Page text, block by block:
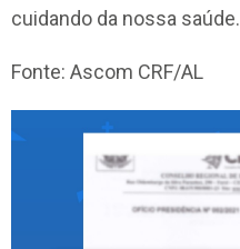
cuidando da nossa saúde.
Fonte: Ascom CRF/AL